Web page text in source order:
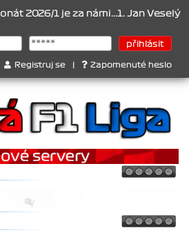
1 je za námi...1. Jan Veselý , 2. Jan
Registruj se Zapomenuté heslo